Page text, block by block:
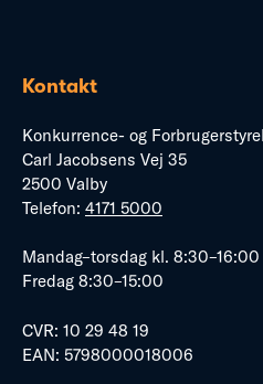
Kontakt
Konkurrence- og
Carl Jacobsens Vej 35
2500 Valby
Telefon: 4171 5000
Mandag–torsdag kl. 8:30–16:00
Fredag 8:30–15:00
CVR: 10 29 48 19
EAN: 5798000018006